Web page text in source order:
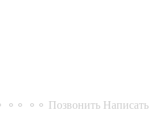
⚬⚬ ⚬⚬ Позвонить Написать